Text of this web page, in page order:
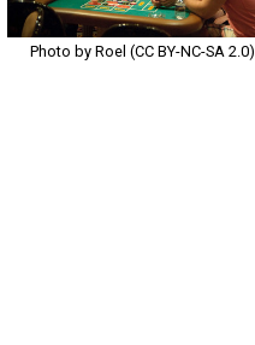
Photo by Roel (CC BY-NC-SA 2.0)